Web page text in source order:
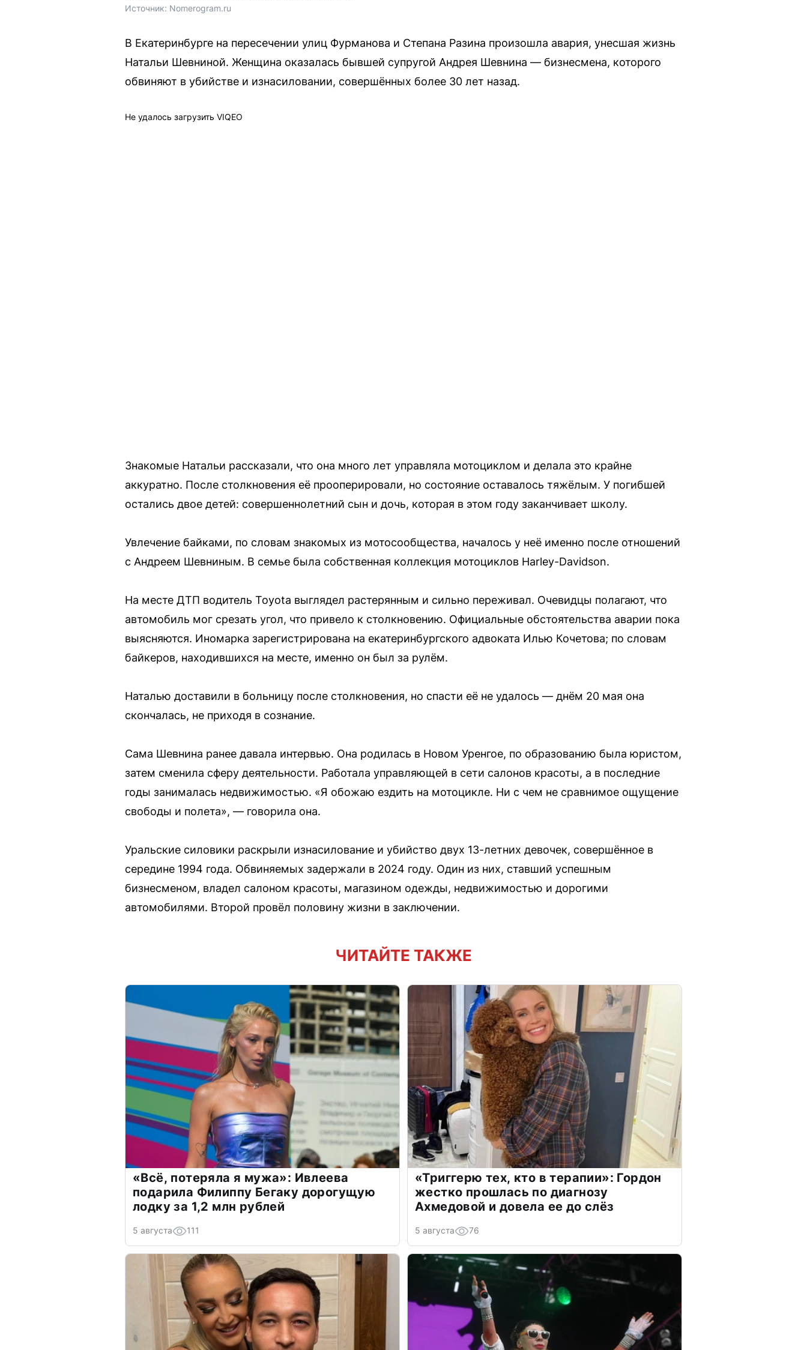
Источник: Nomerogram.ru
В Екатеринбурге на пересечении улиц Фурманова и Степана Разина произошла авария, унесшая жизнь
Натальи Шевниной. Женщина оказалась бывшей супругой Андрея Шевнина — бизнесмена, которого
обвиняют в убийстве и изнасиловании, совершённых более 30 лет назад.
Не удалось загрузить VIQEO
Знакомые Натальи рассказали, что она много лет управляла мотоциклом и делала это крайне
аккуратно. После столкновения её прооперировали, но состояние оставалось тяжёлым. У погибшей
остались двое детей: совершеннолетний сын и дочь, которая в этом году заканчивает школу.
Увлечение байками, по словам знакомых из мотосообщества, началось у неё именно после отношений
с Андреем Шевниным. В семье была собственная коллекция мотоциклов Harley-Davidson.
На месте ДТП водитель Toyota выглядел растерянным и сильно переживал. Очевидцы полагают, что
автомобиль мог срезать угол, что привело к столкновению. Официальные обстоятельства аварии пока
выясняются. Иномарка зарегистрирована на екатеринбургского адвоката Илью Кочетова; по словам
байкеров, находившихся на месте, именно он был за рулём.
Наталью доставили в больницу после столкновения, но спасти её не удалось — днём 20 мая она
скончалась, не приходя в сознание.
Сама Шевнина ранее давала интервью. Она родилась в Новом Уренгое, по образованию была юристом,
затем сменила сферу деятельности. Работала управляющей в сети салонов красоты, а в последние
годы занималась недвижимостью. «Я обожаю ездить на мотоцикле. Ни с чем не сравнимое ощущение
свободы и полета», — говорила она.
Уральские силовики раскрыли изнасилование и убийство двух 13-летних девочек, совершённое в
середине 1994 года. Обвиняемых задержали в 2024 году. Один из них, ставший успешным
бизнесменом, владел салоном красоты, магазином одежды, недвижимостью и дорогими
автомобилями. Второй провёл половину жизни в заключении.
ЧИТАЙТЕ ТАКЖЕ
«Всё, потеряла я мужа»: Ивлеева
подарила Филиппу Бегаку дорогущую
лодку за 1,2 млн рублей
5 августа 111
«Триггерю тех, кто в терапии»: Гордон
жестко прошлась по диагнозу
Ахмедовой и довела ее до слёз
5 августа 76